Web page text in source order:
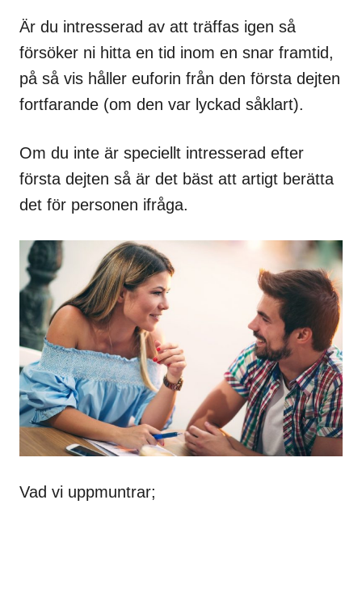
Är du intresserad av att träffas igen så
försöker ni hitta en tid inom en snar framtid,
på så vis håller euforin från den första dejten
fortfarande (om den var lyckad såklart).
Om du inte är speciellt intresserad efter
första dejten så är det bäst att artigt berätta
det för personen ifråga.
Vad vi uppmuntrar;